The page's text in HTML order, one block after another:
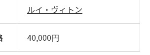
ルイ・ヴィトン
40,000円